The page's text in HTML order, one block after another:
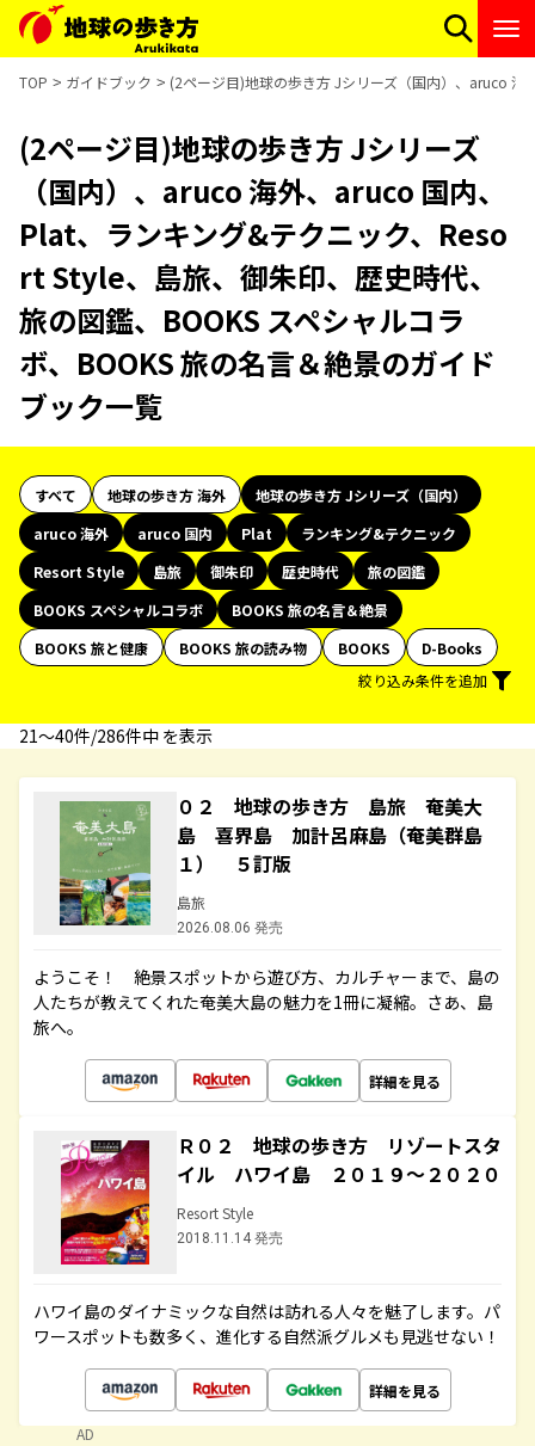
TOP ガイドブック (2ページ目)地球の歩き方 Jシリーズ（国内）、aruco
(2ページ目)地球の歩き方 Jシリーズ
（国内）、aruco 海外、aruco 国内、
Plat、ランキング&テクニック、Reso
rt Style、島旅、御朱印、歴史時代、
旅の図鑑、BOOKS スペシャルコラ
ボ、BOOKS 旅の名言＆絶景のガイド
ブック一覧
すべて 地球の歩き方 海外
地球の歩き方 Jシリーズ（国内）
aruco 海外
aruco 国内 Plat
ランキング&テクニック
Resort Style
島旅 御朱印 歴史時代
旅の図鑑
BOOKS スペシャルコラボ
BOOKS 旅の名言＆絶景
BOOKS 旅と健康
BOOKS 旅の読み物 BOOKS
D-Books
絞り込み条件を追加
21〜40件/286件中 を表示
０２ 地球の歩き方 島旅 奄美大
島 喜界島 加計呂麻島（奄美群島
１） ５訂版
島旅
2026.08.06 発売
ようこそ！ 絶景スポットから遊び方、カルチャーまで、島の
人たちが教えてくれた奄美大島の魅力を1冊に凝縮。さあ、島
旅へ。
詳細を見る
Ｒ０２ 地球の歩き方 リゾートスタ
イル ハワイ島 ２０１９～２０２０
Resort Style
2018.11.14 発売
ハワイ島のダイナミックな自然は訪れる人々を魅了します。パ
ワースポットも数多く、進化する自然派グルメも見逃せない！
詳細を見る
AD